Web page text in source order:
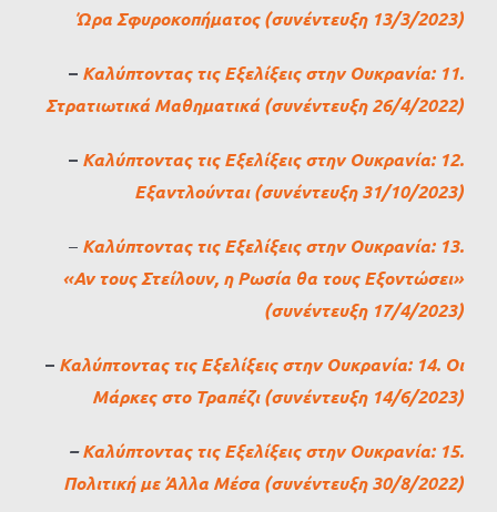
Ώρα Σφυροκοπήματος (συνέντευξη 13/3/2023)
– Καλύπτοντας τις Εξελίξεις στην Ουκρανία: 11.
Στρατιωτικά Μαθηματικά (συνέντευξη 26/4/2022)
– Καλύπτοντας τις Εξελίξεις στην Ουκρανία: 12.
Εξαντλούνται (συνέντευξη 31/10/2023)
– Καλύπτοντας τις Εξελίξεις στην Ουκρανία: 13.
«Αν τους Στείλουν, η Ρωσία θα τους Εξοντώσει»
(συνέντευξη 17/4/2023)
– Καλύπτοντας τις Εξελίξεις στην Ουκρανία: 14. Οι
Μάρκες στο Τραπέζι (συνέντευξη 14/6/2023)
–Καλύπτοντας τις Εξελίξεις στην Ουκρανία: 15.
Πολιτική με Άλλα Μέσα (συνέντευξη 30/8/2022)